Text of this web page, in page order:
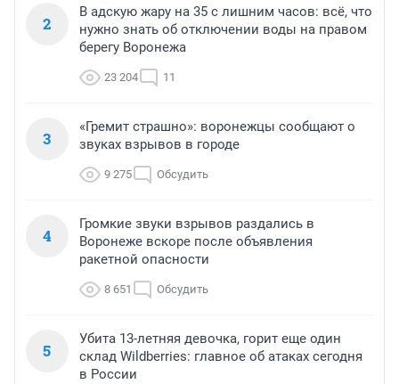
2
В адскую жару на 35 с лишним часов: всё, что
нужно знать об отключении воды на правом
берегу Воронежа
23 204 11
3
«Гремит страшно»: воронежцы сообщают о
звуках взрывов в городе
9 275 Обсудить
4
Громкие звуки взрывов раздались в
Воронеже вскоре после объявления
ракетной опасности
8 651 Обсудить
5
Убита 13-летняя девочка, горит еще один
склад Wildberries: главное об атаках сегодня
в России